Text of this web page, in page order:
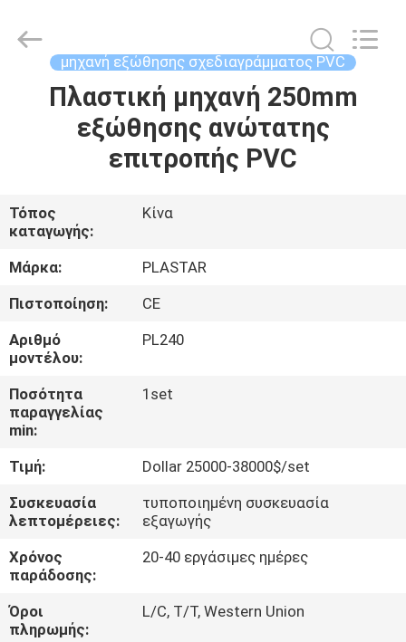
ΣΠΊΤΙ
ΠΡΟΪΌΝΤΑ
ΠΕΡΊΠΟΥ
ΕΜΕΊΣ
ΓΎΡΟΣ
ΕΡΓΟΣΤΑΣΊΩΝ
ΠΟΙΟΤΙΚΌΣ
ΈΛΕΓΧΟΣ
ΜΑΣ
ΕΛΆΤΕ
ΕΠΑΦΉ
ΜΕ
Machinery
μηχανή εξώθησης σχεδιαγράμματος PVC
Πλαστική μηχανή 250mm
εξώθησης ανώτατης
επιτροπής PVC
Τόπος
καταγωγής:
Κίνα
Μάρκα:
PLASTAR
Πιστοποίηση:
CE
Αριθμό
μοντέλου:
PL240
Ποσότητα
παραγγελίας
min:
1set
Τιμή:
Dollar 25000-38000$/set
Συσκευασία
λεπτομέρειες:
τυποποιημένη συσκευασία
εξαγωγής
Χρόνος
παράδοσης:
20-40 εργάσιμες ημέρες
Όροι
πληρωμής:
L/C, T/T, Western Union